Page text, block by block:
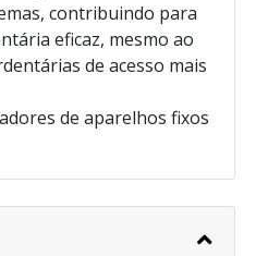
contribuindo para
eficaz, mesmo ao
de acesso mais
de aparelhos fixos